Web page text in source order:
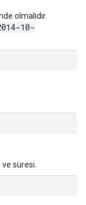
olmalıdır.
10-
süresi.